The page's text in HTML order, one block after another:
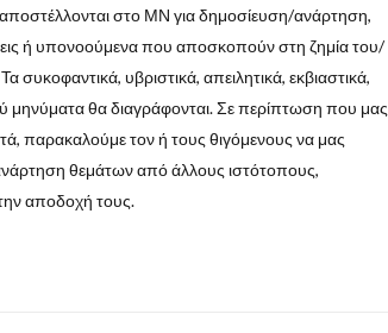
στο ΜΝ για δημοσίευση/ανάρτηση,
ή υπονοούμενα που αποσκοπούν στη ζημία του/
υβριστικά, απειλητικά, εκβιαστικά,
μηνύματα θα διαγράφονται. Σε περίπτωση που μας
παρακαλούμε τον ή τους θιγόμενους να μας
θεμάτων από άλλους ιστότοπους,
την αποδοχή τους.